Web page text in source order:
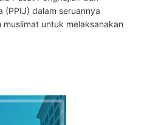
(PPIJ) dalam seruannya
untuk melaksanakan